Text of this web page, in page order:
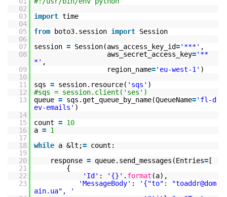
02
03
import time
04
05
from boto3.session import Session
06
07
session = Session(aws_access_key_id='***' ,
08
aws_secret_access_key='**
*' ,
09
region_name='eu-west-1' )
10
11
sqs = session.resource( 'sqs' )
12
#sqs = session.client('ses')
13
queue = sqs.get_queue_by_name(QueueName='fl-d
ev-emails' )
14
15
count = 10
16
a = 1
17
18
while a &lt;= count:
19
20
response = queue.send_messages(Entries= [
21
{
22
'Id' : '{}' . format (a),
23
'MessageBody' :
'{"to": "toaddr@dom
ain.ua", '